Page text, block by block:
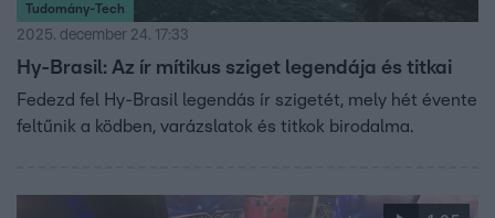
Tudomány-Tech
2025. december 24. 17:33
Hy-Brasil: Az ír mítikus sziget legendája és titkai
Fedezd fel Hy-Brasil legendás ír szigetét, mely hét évente
feltűnik a ködben, varázslatok és titkok birodalma.